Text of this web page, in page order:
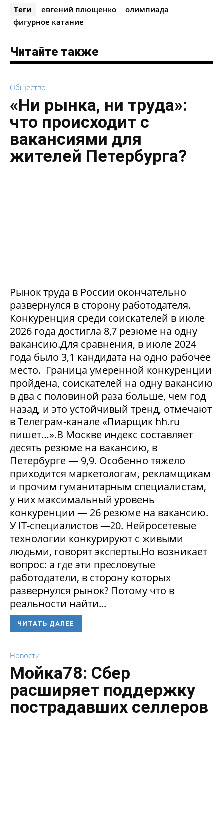
Теги евгений плющенко
олимпиада
фигурное катание
Читайте также
Общество
«Ни рынка, ни труда»:
что происходит с
вакансиями для
жителей Петербурга?
Рынок труда в России окончательно
развернулся в сторону работодателя.
Конкуренция среди соискателей в июле
2026 года достигла 8,7 резюме на одну
вакансию.Для сравнения, в июле 2024
года было 3,1 кандидата на одно рабочее
место. Граница умеренной конкуренции
пройдена, соискателей на одну вакансию
в два с половиной раза больше, чем год
назад, и это устойчивый тренд, отмечают
в Телеграм-канале «Пиарщик hh.ru
пишет…».В Москве индекс составляет
десять резюме на вакансию, в
Петербурге — 9,9. Особенно тяжело
приходится маркетологам, рекламщикам
и прочим гуманитарным специалистам,
у них максимальный уровень
конкуренции — 26 резюме на вакансию.
У IT-специалистов —20. Нейросетевые
технологии конкурируют с живыми
людьми, говорят эксперты.Но возникает
вопрос: а где эти пресловутые
работодатели, в сторону которых
развернулся рынок? Потому что в
реальности найти...
ЧИТАТЬ ДАЛЕЕ
Новости
Мойка78: Сбер
расширяет поддержку
пострадавших селлеров